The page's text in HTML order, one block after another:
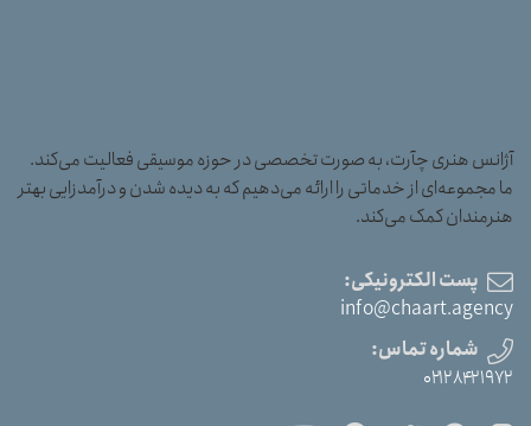
آژانس هنری چآرت، به صورت تخصصی در حوزه موسیقی فعالیت می‌کند.
ما مجموعه‌ای از خدماتی را ارائه می‌دهیم که به دیده شدن و درآمدزایی بهتر
هنرمندان کمک می‌کند.
پست الکترونیکی:
info@chaart.agency
شماره تماس:
۰۲۱۲۸۴۲۱۹۷۲